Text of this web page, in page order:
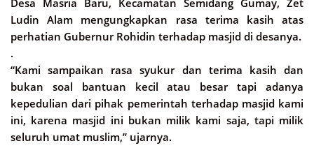
Ludin Alam mengungkapkan rasa terima kasih atas
perhatian Gubernur Rohidin terhadap masjid di desanya.
.
“Kami sampaikan rasa syukur dan terima kasih dan
bukan soal bantuan kecil atau besar tapi adanya
kepedulian dari pihak pemerintah terhadap masjid kami
ini, karena masjid ini bukan milik kami saja, tapi milik
seluruh umat muslim,” ujarnya.